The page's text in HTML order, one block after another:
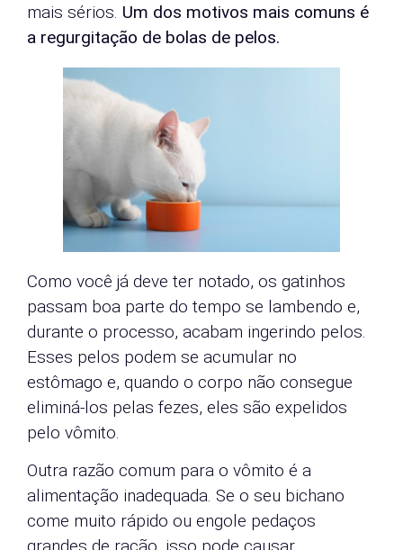
mais sérios. Um dos motivos mais comuns é
a regurgitação de bolas de pelos.
Como você já deve ter notado, os gatinhos
passam boa parte do tempo se lambendo e,
durante o processo, acabam ingerindo pelos.
Esses pelos podem se acumular no
estômago e, quando o corpo não consegue
eliminá-los pelas fezes, eles são expelidos
pelo vômito.
Outra razão comum para o vômito é a
alimentação inadequada. Se o seu bichano
come muito rápido ou engole pedaços